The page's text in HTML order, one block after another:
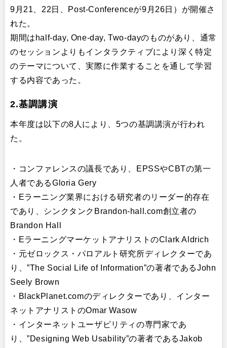
9月21、22日、Post-Conferenceが9月26日）が開催さ
れた。
期間はhalf-day, One-day, Two-dayのものがあり、通常
のセッションよりもインタラクティブにより深く特定
のテーマについて、実際に作業することを通して学習
する内容であった。
2.基調講演
本年度は以下の8人により、5つの基調講演が行われ
た。
・コンファレンスの議長であり、EPSSやCBTの第一
人者であるGloria Gery
・Eラーニング業界における研究者のリーダー的存在
であり、シンクタンクBrandon-hall.com創立者の
Brandon Hall
・EラーニングマーケットアナリストのClark Aldrich
・元ゼロックス・パロアルト研究所ディレクターであ
り、”The Social Life of Information”の著者であるJohn
Seely Brown
・BlackPlanet.comのディレクターであり、インター
ネットアナリストのOmar Wasow
・インターネットユーザビリティの専門家であ
り、”Designing Web Usability”の著者であるJakob